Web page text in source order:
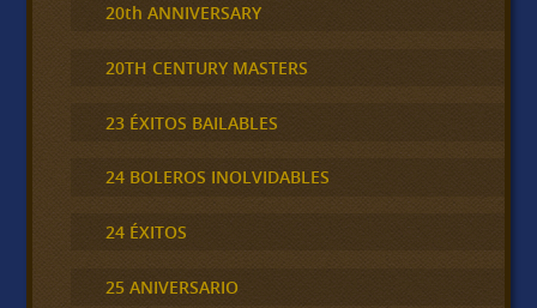
20th ANNIVERSARY
20TH CENTURY MASTERS
23 ÉXITOS BAILABLES
24 BOLEROS INOLVIDABLES
24 ÉXITOS
25 ANIVERSARIO